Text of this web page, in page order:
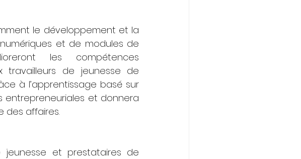
le développement et la
et de modules de
les compétences
travailleurs de jeunesse de
à l’apprentissage basé sur
entrepreneuriales et donnera
des affaires.
jeunesse et prestataires de